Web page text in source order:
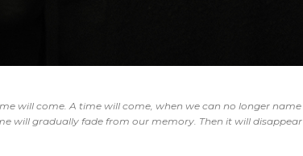
will come. A time will come, when we can no longer name
will gradually fade from our memory. Then it will disappear